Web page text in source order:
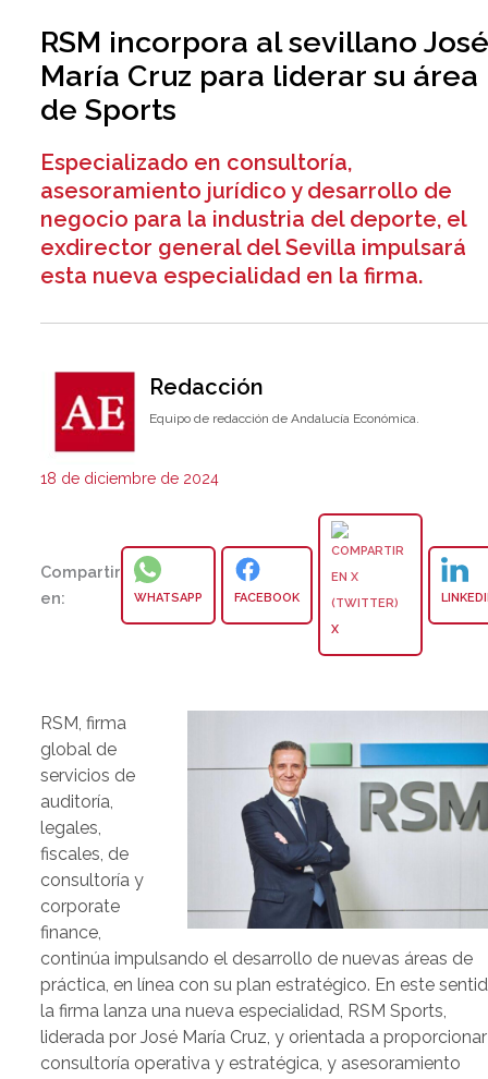
RSM incorpora al sevillano
María Cruz para liderar su área
de Sports
Especializado en consultoría,
asesoramiento jurídico y desarrollo de
negocio para la industria del deporte, el
exdirector general del Sevilla impulsará
esta nueva especialidad en la firma.
Redacción
Equipo de redacción de Andalucía Económica.
18 de diciembre de 2024
Compartir
en:
WHATSAPP FACEBOOK
X
RSM, firma
global de
servicios de
auditoría,
legales,
fiscales, de
consultoría y
corporate
finance,
continúa impulsando el desarrollo de nuevas áreas de
práctica, en línea con su plan estratégico. En este
la firma lanza una nueva especialidad, RSM Sports,
liderada por José María Cruz, y orientada a proporcionar
consultoría operativa y estratégica, y asesoramiento